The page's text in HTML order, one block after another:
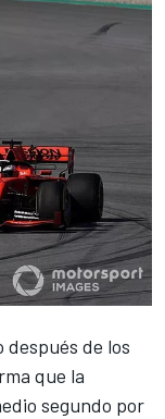
después de los
que la
segundo por